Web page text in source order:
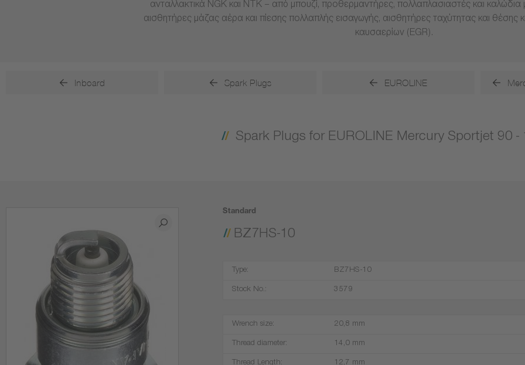
ανταλλακτικά NGK και NTK – από μπουζί, προθερμαντήρες, πολλαπλασιαστές και καλώδια
αισθητήρες μάζας αέρα και πίεσης πολλαπλής εισαγωγής, αισθητήρες ταχύτητας και θέσης
καυσαερίων (EGR).
Inboard Spark Plugs EUROLINE
Spark Plugs for EUROLINE Mercury Sportjet 90 -
Standard
BZ7HS-10
Type: BZ7HS-10
Stock No.: 3579
Wrench size: 20,8 mm
Thread diameter: 14,0 mm
Thread Length: 12,7 mm